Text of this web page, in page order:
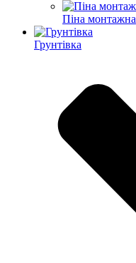
Піна монтажна
Грунтівка